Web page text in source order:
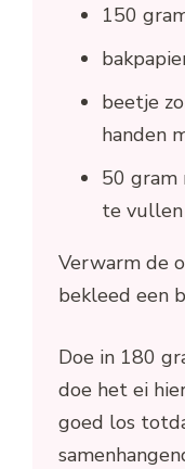
150
beetje
handen
50 gram
te vullen
Verwarm de
bekleed een
Doe in 180
doe het ei
goed los